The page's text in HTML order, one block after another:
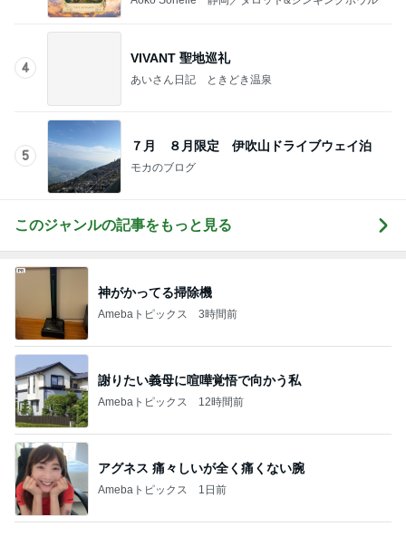
5
７月 ８月限定 伊吹山ドライブウェイ泊
モカのブログ
このジャンルの記事をもっと見る
Amebaトピックス 3時間前
謝りたい義母に喧嘩覚悟で向かう私
Amebaトピックス 12時間前
アグネス 痛々しいが全く痛くない腕
Amebaトピックス 1日前